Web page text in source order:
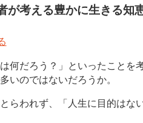
考える豊かに生きる知
何だろう？」といったこと
いのではないだろうか。
らわれず、「人生に目的は